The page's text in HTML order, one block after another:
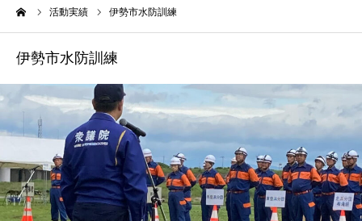
活動実績 伊勢市水防訓練
伊勢市水防訓練
お問い合わせ